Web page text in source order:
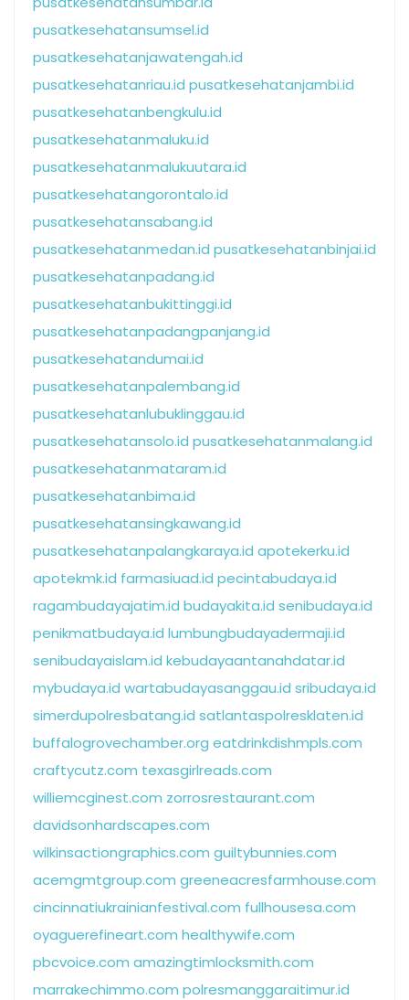
pusatkesehatansumsel.id
pusatkesehatanjawatengah.id
pusatkesehatanriau.id pusatkesehatanjambi.id
pusatkesehatanbengkulu.id
pusatkesehatanmaluku.id
pusatkesehatanmalukuutara.id
pusatkesehatangorontalo.id
pusatkesehatansabang.id
pusatkesehatanmedan.id pusatkesehatanbinjai.id
pusatkesehatanpadang.id
pusatkesehatanbukittinggi.id
pusatkesehatanpadangpanjang.id
pusatkesehatandumai.id
pusatkesehatanpalembang.id
pusatkesehatanlubuklinggau.id
pusatkesehatansolo.id pusatkesehatanmalang.id
pusatkesehatanmataram.id
pusatkesehatanbima.id
pusatkesehatansingkawang.id
pusatkesehatanpalangkaraya.id apotekerku.id
apotekmk.id farmasiuad.id pecintabudaya.id
ragambudayajatim.id budayakita.id senibudaya.id
penikmatbudaya.id lumbungbudayadermaji.id
senibudayaislam.id kebudayaantanahdatar.id
mybudaya.id wartabudayasanggau.id sribudaya.id
simerdupolresbatang.id satlantaspolresklaten.id
buffalogrovechamber.org eatdrinkdishmpls.com
craftycutz.com texasgirlreads.com
williemcginest.com zorrosrestaurant.com
davidsonhardscapes.com
wilkinsactiongraphics.com guiltybunnies.com
acemgmtgroup.com greeneacresfarmhouse.com
cincinnatiukrainianfestival.com fullhousesa.com
oyaguerefineart.com healthywife.com
pbcvoice.com amazingtimlocksmith.com
marrakechimmo.com polresmanggaraitimur.id